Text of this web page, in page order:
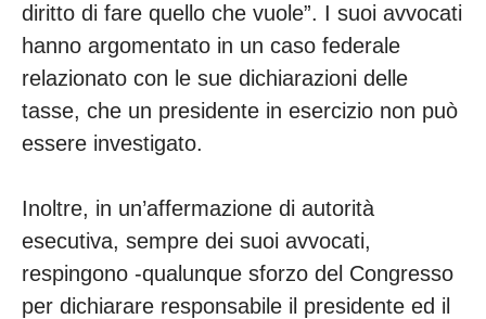
diritto di fare quello che vuole”. I suoi avvocati
hanno argomentato in un caso federale
relazionato con le sue dichiarazioni delle
tasse, che un presidente in esercizio non può
essere investigato.
Inoltre, in un’affermazione di autorità
esecutiva, sempre dei suoi avvocati,
respingono -qualunque sforzo del Congresso
per dichiarare responsabile il presidente ed il